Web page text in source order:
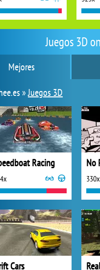
Juegos 3D
Mejores
»Juegos 3D
Racing No
330x
Cars